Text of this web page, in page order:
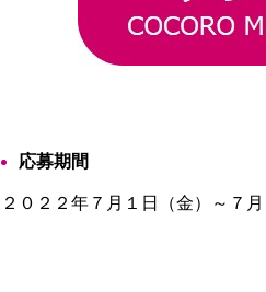
応募期間
２０２２年７月１日（金）～７月